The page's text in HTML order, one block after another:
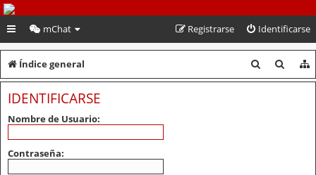
PeruVoley.com
mChat Identificarse
Registrarse
Índice general
u
u
IDENTIFICARSE
Nombre de Usuario:
Contraseña: